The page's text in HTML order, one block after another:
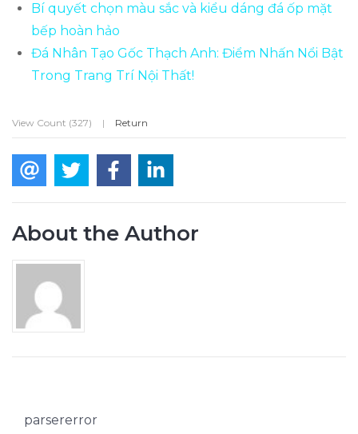
Bí quyết chọn màu sắc và kiểu dáng đá ốp mặt
bếp hoàn hảo
Đá Nhân Tạo Gốc Thạch Anh: Điểm Nhấn Nổi Bật
Trong Trang Trí Nội Thất!
View Count (327) | Return
About the Author
parsererror